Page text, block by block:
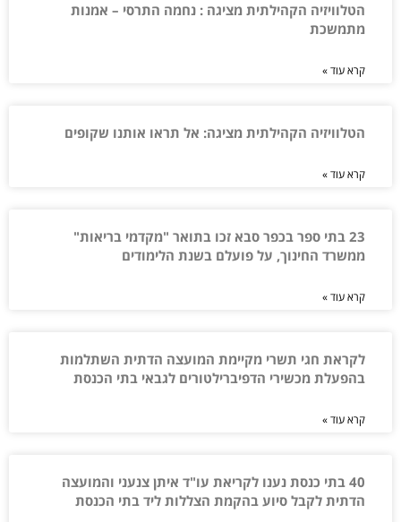
הטלוויזיה הקהילתית מציגה : נחמה התרסי – אמנות
מתמשכת
קרא עוד »
הטלוויזיה הקהילתית מציגה: אל תראו אותנו שקופים
קרא עוד »
23 בתי ספר בכפר סבא זכו בתואר "מקדמי בריאות"
ממשרד החינוך, על פועלם בשנת הלימודים
קרא עוד »
לקראת חגי תשרי מקיימת המועצה הדתית השתלמות
בהפעלת מכשירי הדפיברילטורים לגבאי בתי הכנסת
קרא עוד »
40 בתי כנסת נענו לקריאת עו"ד איתן צנעני והמועצה
הדתית לקבל סיוע בהקמת הצללות ליד בתי הכנסת